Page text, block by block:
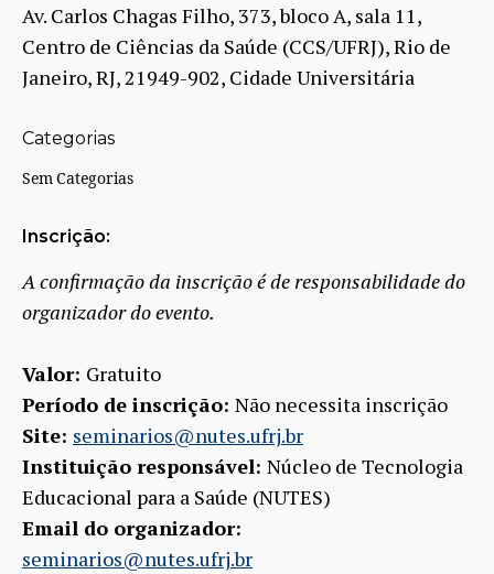
Av. Carlos Chagas Filho, 373, bloco A, sala 11,
Centro de Ciências da Saúde (CCS/UFRJ), Rio de
Janeiro, RJ, 21949-902, Cidade Universitária
Categorias
Sem Categorias
Inscrição:
A confirmação da inscrição é de responsabilidade do
organizador do evento.
Valor: Gratuito
Período de inscrição: Não necessita inscrição
Site: seminarios@nutes.ufrj.br
Instituição responsável: Núcleo de Tecnologia
Educacional para a Saúde (NUTES)
Email do organizador:
seminarios@nutes.ufrj.br